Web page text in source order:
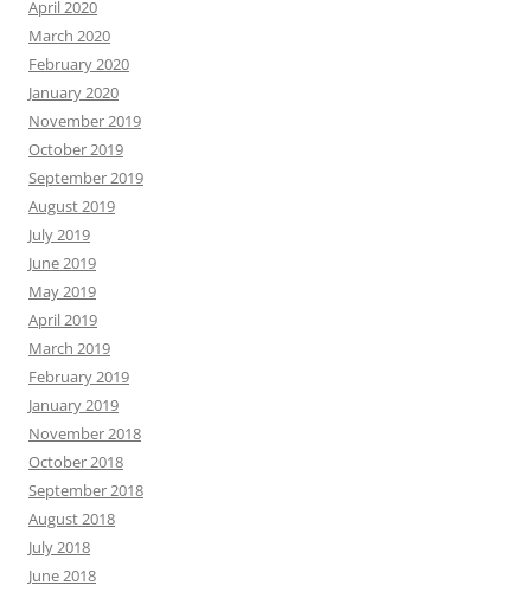
April 2020
March 2020
February 2020
January 2020
November 2019
October 2019
September 2019
August 2019
July 2019
June 2019
May 2019
April 2019
March 2019
February 2019
January 2019
November 2018
October 2018
September 2018
August 2018
July 2018
June 2018